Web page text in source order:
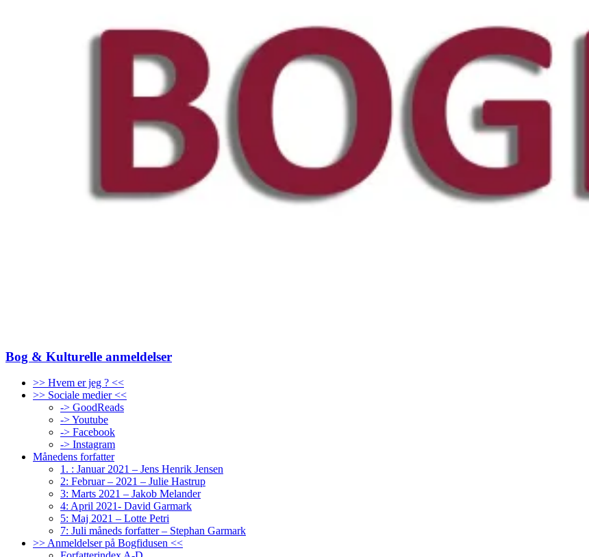
Bog & Kulturelle anmeldelser
>> Hvem er jeg ? <<
>> Sociale medier <<
-> GoodReads
-> Youtube
-> Facebook
-> Instagram
Månedens forfatter
1. : Januar 2021 – Jens Henrik Jensen
2: Februar – 2021 – Julie Hastrup
3: Marts 2021 – Jakob Melander
4: April 2021- David Garmark
5: Maj 2021 – Lotte Petri
7: Juli måneds forfatter – Stephan Garmark
>> Anmeldelser på Bogfidusen <<